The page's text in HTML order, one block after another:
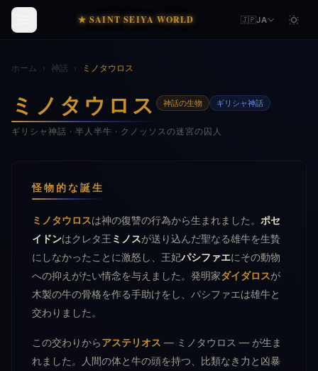
★ SAINT SEIYA WORLD 🇯🇵JA
ホーム › 神話 › ミノタウロス
ミノタウロス 神話の生物 ギリシャ神話
ギリシャ神話 · 半人半牛 · クノッソスの迷宮の囚人
怪物的な誕生
ミノタウロスは神の復讐の行為から生まれました。 ポセ
イドンはクレタ王 ミノスが送り込んだ聖なる雄牛を生贄
にしなかったことに激怒し、王妃パシファエにその動物
への抑えがたい情念を与えました。発明家ダイダロスが
木製の牛の骨格を作る手助けをし、パシファエは雄牛と
交わりました。
この交わりからアステリオス — ミノタウロス — が生ま
れました。人間の体と牛の頭を持つ、比類なき力と凶暴